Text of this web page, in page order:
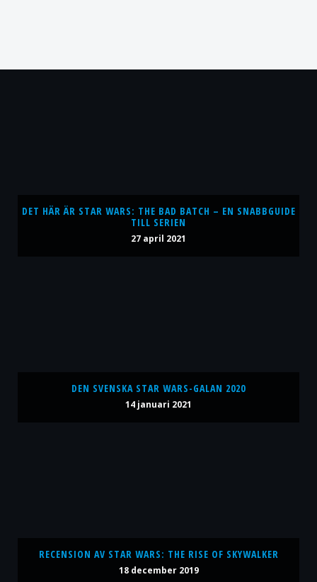
DET HÄR ÄR STAR WARS: THE BAD BATCH – EN SNABBGUIDE
TILL SERIEN
27 april 2021
DEN SVENSKA STAR WARS-GALAN 2020
14 januari 2021
RECENSION AV STAR WARS: THE RISE OF SKYWALKER
18 december 2019